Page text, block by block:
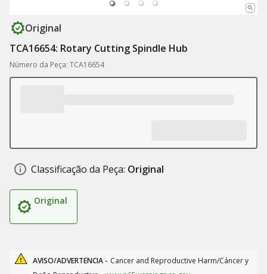
Original
TCA16654: Rotary Cutting Spindle Hub
Número da Peça: TCA16654
Classificação da Peça: Original
Original
AVISO/ADVERTENCIA - Cancer and Reproductive Harm/Cáncer y